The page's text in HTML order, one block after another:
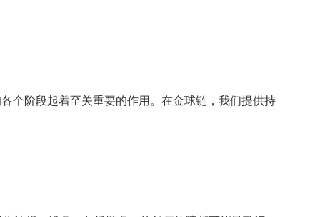
个阶段起着至关重要的作用。在金球链，我们提供持